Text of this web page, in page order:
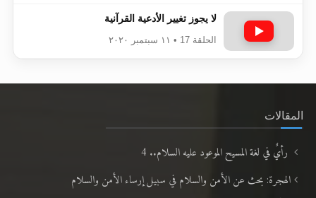
لا يجوز تغيير الأدعية القرآنية
الحلقة 17 • ١١ سبتمبر ٢٠٢٠
المقالات
رأيٌ في لغة المسيح الموعود عليه السلام.. 4
الهجرة: بحث عن الأمن والسلام في سبيل إرساء الأمن والسلام